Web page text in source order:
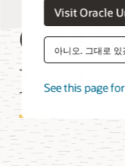
Visit Oracle
아니오. 그대로 있
See this page
OS
FAQ